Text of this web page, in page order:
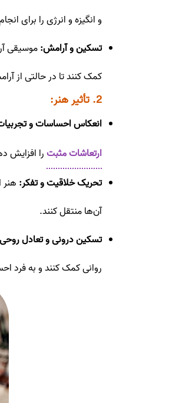
و انگیزه و انرژی را برای
تسکین و آرامش:موسیقی
کمک کنند تا در حالتی از
2. تأثیر هنر:
انعکاس احساسات و
ارتعاشات مثبترا افزایش
تحریک خلاقیت و تفکر: هنر
آن‌ها منتقل کنند.
تسکین درونی و تعادل
روانی کمک کنند و به فرد